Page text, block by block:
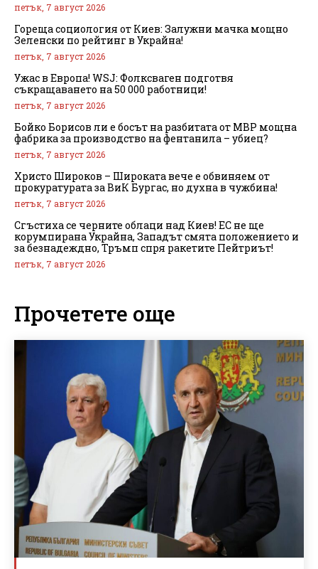
петък, 7 август 2026
Гореща социология от Киев: Залужни мачка мощно
Зеленски по рейтинг в Украйна!
петък, 7 август 2026
Ужас в Европа! WSJ: Фолксваген подготвя
съкращаването на 50 000 работници!
петък, 7 август 2026
Бойко Борисов ли е босът на разбитата от МВР мощна
фабрика за производство на фентанила – убиец?
петък, 7 август 2026
Христо Широков – Широката вече е обвиняем от
прокуратурата за ВиК Бургас, но духна в чужбина!
петък, 7 август 2026
Сгъстиха се черните облаци над Киев! ЕС не ще
корумпирана Украйна, Западът смята положението и
за безнадеждно, Тръмп спря ракетите Пейтриът!
петък, 7 август 2026
Прочетете още